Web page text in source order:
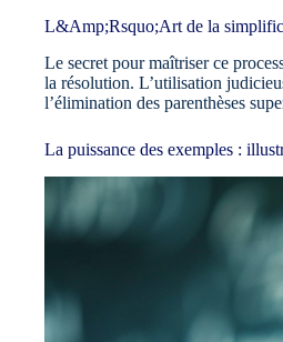
L&Amp;Rsquo;Art de la
Le secret pour maîtriser ce
la résolution. L’utilisation
l’élimination des parenthèses
La puissance des exemples :